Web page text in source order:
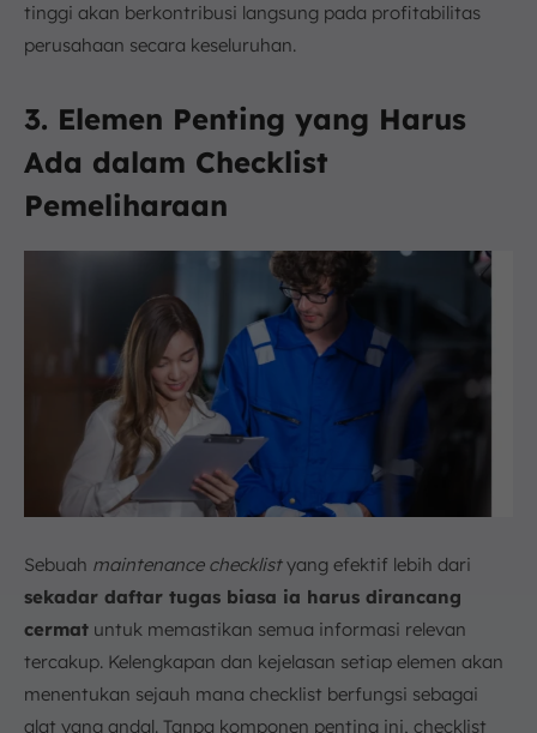
tinggi akan berkontribusi langsung pada profitabilitas
perusahaan secara keseluruhan.
3. Elemen Penting yang Harus
Ada dalam Checklist
Pemeliharaan
Sebuah maintenance checklistyang efektif lebih dari
sekadar daftar tugas biasa ia harus dirancang
cermat untuk memastikan semua informasi relevan
tercakup. Kelengkapan dan kejelasan setiap elemen akan
menentukan sejauh mana checklist berfungsi sebagai
alat yang andal. Tanpa komponen penting ini, checklist